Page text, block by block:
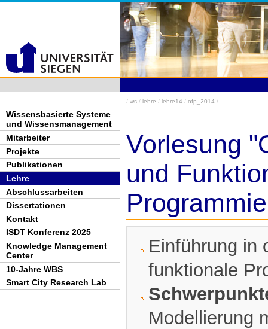
Wissensbasierte Systeme
und Wissensmanagement
Mitarbeiter
Projekte
Publikationen
Lehre
Abschlussarbeiten
Dissertationen
Kontakt
ISDT Konferenz 2025
Knowledge Management
Center
10-Jahre WBS
Smart City Research Lab
/ ws / lehre / lehre14 / ofp_2014 /
Vorlesung
und
Einführung in
funktionale
Modellierung